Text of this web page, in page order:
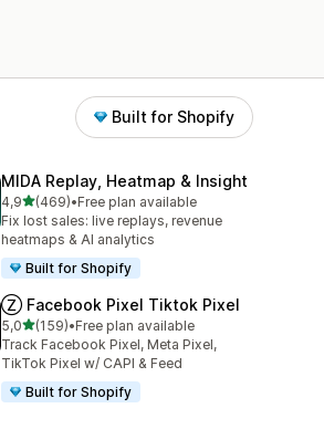
Built for Shopify
MIDA Replay, Heatmap & Insight
4,9de 5 estrelas
(469)
469 total de avaliações
•Free plan available
Fix lost sales: live replays, revenue
heatmaps & AI analytics
Built for Shopify
Ⓩ Facebook Pixel Tiktok Pixel
5,0de 5 estrelas
(159)
159 total de avaliações
•Free plan available
Track Facebook Pixel, Meta Pixel,
TikTok Pixel w/ CAPI & Feed
Built for Shopify